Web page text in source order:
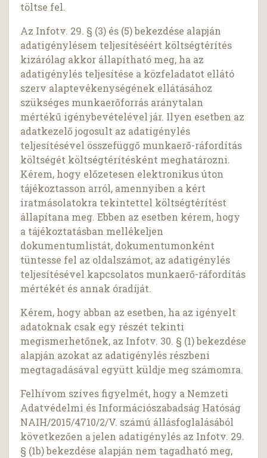
töltse fel.
Az Infotv. 29. § (3) és (5) bekezdése alapján
adatigénylésem teljesítéséért költségtérítés
kizárólag akkor állapítható meg, ha az
adatigénylés teljesítése a közfeladatot ellátó
szerv alaptevékenységének ellátásához
szükséges munkaerőforrás aránytalan
mértékű igénybevételével jár. Ilyen esetben az
adatkezelő jogosult az adatigénylés
teljesítésével összefüggő munkaerő-ráfordítás
költségét költségtérítésként meghatározni.
Kérem, hogy előzetesen elektronikus úton
tájékoztasson arról, amennyiben a kért
iratmásolatokra tekintettel költségtérítést
állapítana meg. Ebben az esetben kérem, hogy
a tájékoztatásban mellékeljen
dokumentumlistát, dokumentumonként
tüntesse fel az oldalszámot, az adatigénylés
teljesítésével kapcsolatos munkaerő-ráfordítás
mértékét és annak óradíját.
Kérem, hogy abban az esetben, ha az igényelt
adatoknak csak egy részét tekinti
megismerhetőnek, az Infotv. 30. § (1) bekezdése
alapján azokat az adatigénylés részbeni
megtagadásával együtt küldje meg számomra.
Felhívom szíves figyelmét, hogy a Nemzeti
Adatvédelmi és Információszabadság Hatóság
NAIH/2015/4710/2/V. számú állásfoglalásából
következően a jelen adatigénylés az Infotv. 29.
§ (1b) bekezdése alapján nem tagadható meg,